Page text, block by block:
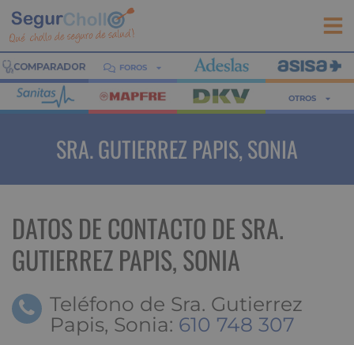
FOROS
OTROS
SRA. GUTIERREZ PAPIS, SONIA
DATOS DE CONTACTO DE SRA.
GUTIERREZ PAPIS, SONIA
Teléfono de Sra. Gutierrez
Papis, Sonia: 610 748 307